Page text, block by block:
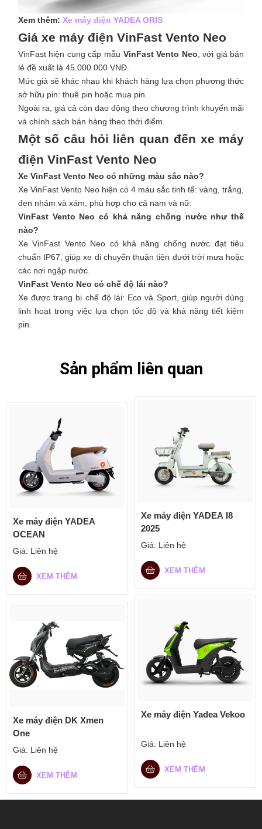
Xem thêm: Xe máy điện YADEA ORIS
Giá xe máy điện VinFast Vento Neo
VinFast hiện cung cấp mẫu VinFast Vento Neo , với giá bán
lẻ đề xuất là 45.000.000 VNĐ.
Mức giá sẽ khác nhau khi khách hàng lựa chọn phương thức
sở hữu pin: thuê pin hoặc mua pin.
Ngoài ra, giá cả còn dao động theo chương trình khuyến mãi
và chính sách bán hàng theo thời điểm.
Một số câu hỏi liên quan đến xe máy
điện VinFast Vento Neo
Xe VinFast Vento Neo có những màu sắc nào?
Xe VinFast Vento Neo hiện có 4 màu sắc tinh tế: vàng, trắng,
đen nhám và xám, phù hợp cho cả nam và nữ.
VinFast Vento Neo có khả năng chống nước như thế
nào?
Xe VinFast Vento Neo có khả năng chống nước đạt tiêu
chuẩn IP67, giúp xe di chuyển thuận tiện dưới trời mưa hoặc
các nơi ngập nước.
VinFast Vento Neo có chế độ lái nào?
Xe được trang bị chế độ lái: Eco và Sport, giúp người dùng
linh hoạt trong việc lựa chọn tốc độ và khả năng tiết kiệm
pin.
Sản phẩm liên quan
Xe máy điện YADEA I8
2025
Giá: Liên hệ
XEM THÊM
Xe máy điện YADEA
OCEAN
Giá: Liên hệ
XEM THÊM
Xe máy điện Yadea Vekoo
Giá: Liên hệ
XEM THÊM
Xe máy điện DK Xmen
One
Giá: Liên hệ
XEM THÊM